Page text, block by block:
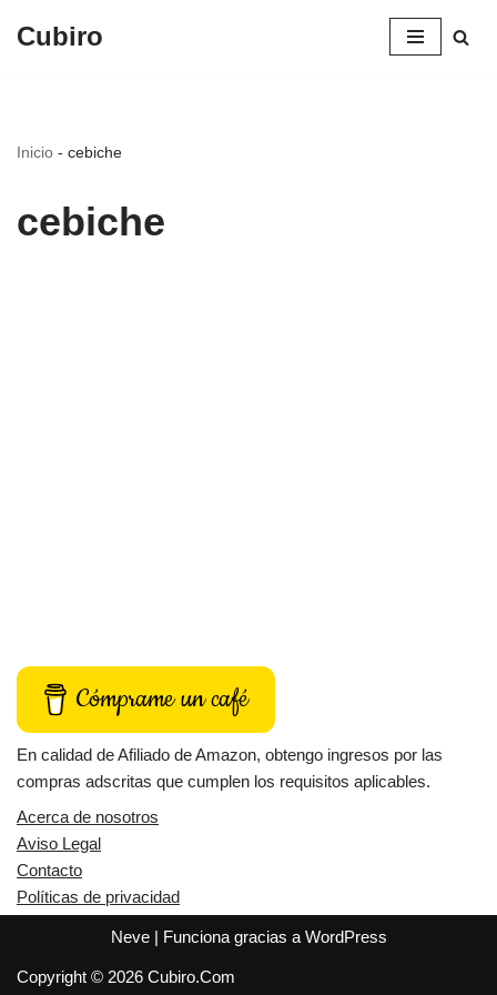
Cubiro
Inicio - cebiche
cebiche
Cómprame un café
En calidad de Afiliado de Amazon, obtengo ingresos por las
compras adscritas que cumplen los requisitos aplicables.
Acerca de nosotros
Aviso Legal
Contacto
Políticas de privacidad
Neve| Funciona gracias a WordPress
Copyright © 2026 Cubiro.Com